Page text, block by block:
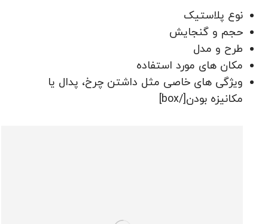
نوع پلاستیک
حجم و گنجایش
طرح و مدل
مکان های مورد استفاده
ویژگی های خاصی مثل داشتن چرخ، پدال یا
مکانیزه بودن[/box]